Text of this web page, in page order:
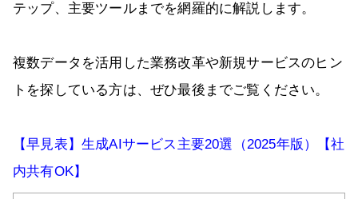
テップ、主要ツールまでを網羅的に解説します。
複数データを活用した業務改革や新規サービスのヒン
トを探している方は、ぜひ最後までご覧ください。
【早見表】生成AIサービス主要20選（2025年版）【社
内共有OK】